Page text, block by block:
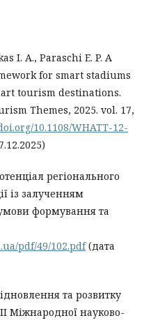
I. A., Paraschi E. P. A
for smart stadiums
tourism destinations.
Themes, 2025. vol. 17,
10.1108/WHATT-12-
регіонального
із залученням
формування та
pdf/49/102.pdf(дата
та розвитку
Міжнародної науково-